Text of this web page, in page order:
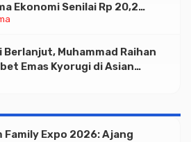
Ekonomi Senilai Rp 20,2
Berlanjut, Muhammad Raihan
Emas Kyorugi di Asian
Indonesia Open 2026
Family Expo 2026: Ajang